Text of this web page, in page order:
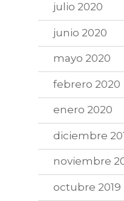
julio 2020
junio 2020
mayo 2020
febrero 2020
enero 2020
diciembre
noviembre
octubre 2019